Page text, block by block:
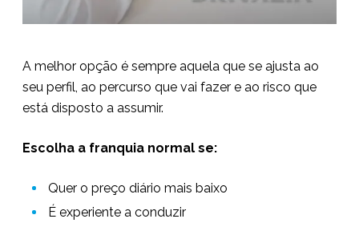
A melhor opção é sempre aquela que se ajusta ao
seu perfil, ao percurso que vai fazer e ao risco que
está disposto a assumir.
Escolha a franquia normal se:
Quer o preço diário mais baixo
É experiente a conduzir